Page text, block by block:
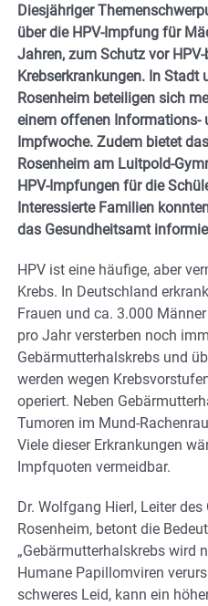
Diesjähriger
über die HPV-Impfung für
Jahren, zum Schutz vor
Krebserkrankungen. In Stadt
Rosenheim beteiligen sich
einem offenen Informations-
Impfwoche. Zudem bietet
Rosenheim am Luitpold-
HPV-Impfungen für die
Interessierte Familien
das Gesundheitsamt
HPV ist eine häufige, aber
Krebs. In Deutschland
Frauen und ca. 3.000
pro Jahr versterben noch
Gebärmutterhalskrebs und
werden wegen
operiert. Neben
Tumoren im Mund-
Viele dieser Erkrankungen
Impfquoten vermeidbar.
Dr. Wolfgang Hierl, Leiter
Rosenheim, betont die
„Gebärmutterhalskrebs wird
Humane Papillomviren
schweres Leid, kann ein